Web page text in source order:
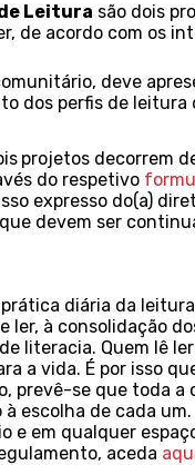
Leitura são dois
de acordo com os
deve
dos perfis de leitura
projetos decorrem
do respetivo
expresso do(a)
devem ser
diária da
ler, à consolidação
literacia. Quem lê
a vida. É por isso
prevê-se que toda a
escolha de cada
e em qualquer
aceda